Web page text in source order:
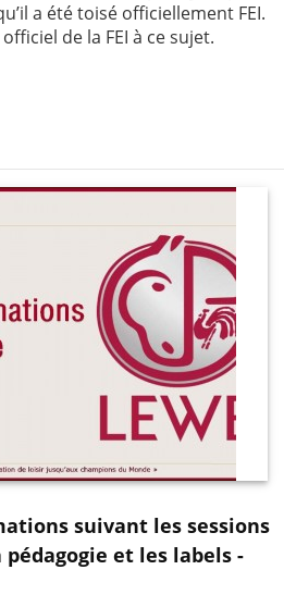
a été toisé officiellement FEI.
de la FEI à ce sujet.
suivant les sessions
et les labels -